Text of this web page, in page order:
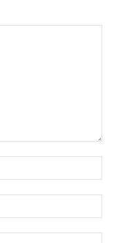
:*
:*